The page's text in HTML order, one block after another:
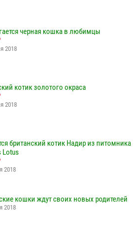
черная кошка в любимцы
2018
котик золотого окраса
2018
британский котик Надир из питомника
Lotus
2018
кошки ждут своих новых родителей
2018